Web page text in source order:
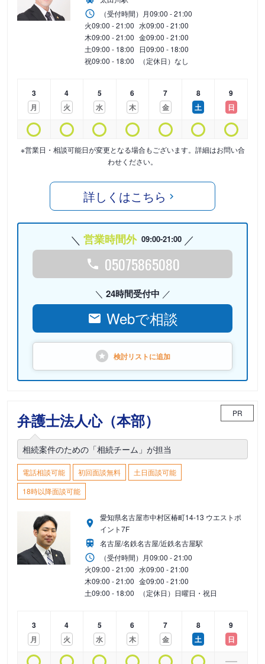
（受付時間） 月09:00 - 21:00
火09:00 - 21:00 水09:00 - 21:00
木09:00 - 21:00 金09:00 - 21:00
土09:00 - 18:00 日09:00 - 18:00
祝09:00 - 18:00 （定休日）なし
3
月
4
火
5
水
6
木
7
金
8
土
9
日
※営業日・相談可能日が変更となる場合もございます。詳細はお問い合
わせください。
詳しくはこちら
営業時間外 09:00-21:00
05075865080
24時間受付中
Webで相談
検討リストに追加
弁護士法人心（本部） PR
相続案件のための「相続チーム」が担当
電話相談可能 初回面談無料
土日面談可能
18時以降面談可能
愛知県名古屋市中村区椿町14-13 ウエストポ
イント7F
名古屋/名鉄名古屋/近鉄名古屋駅
（受付時間） 月09:00 - 21:00
火09:00 - 21:00 水09:00 - 21:00
木09:00 - 21:00 金09:00 - 21:00
土09:00 - 18:00 （定休日）日曜日・祝日
3
月
4
火
5
水
6
木
7
金
8
土
9
日